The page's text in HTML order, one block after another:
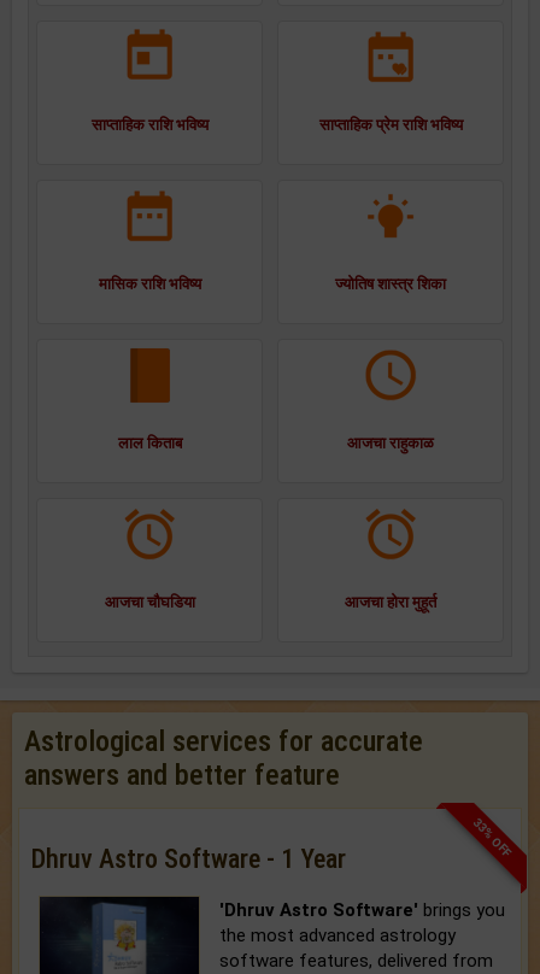
साप्ताहिक राशि भविष्य साप्ताहिक प्रेम राशि भविष्य
मासिक राशि भविष्य ज्योतिष शास्त्र शिका
लाल किताब आजचा राहुकाळ
आजचा चौघडिया आजचा होरा मुहूर्त
Astrological services for accurate
answers and better feature
33% OFF
Dhruv Astro Software - 1 Year
'Dhruv Astro Software' brings you
the most advanced astrology
software features, delivered from